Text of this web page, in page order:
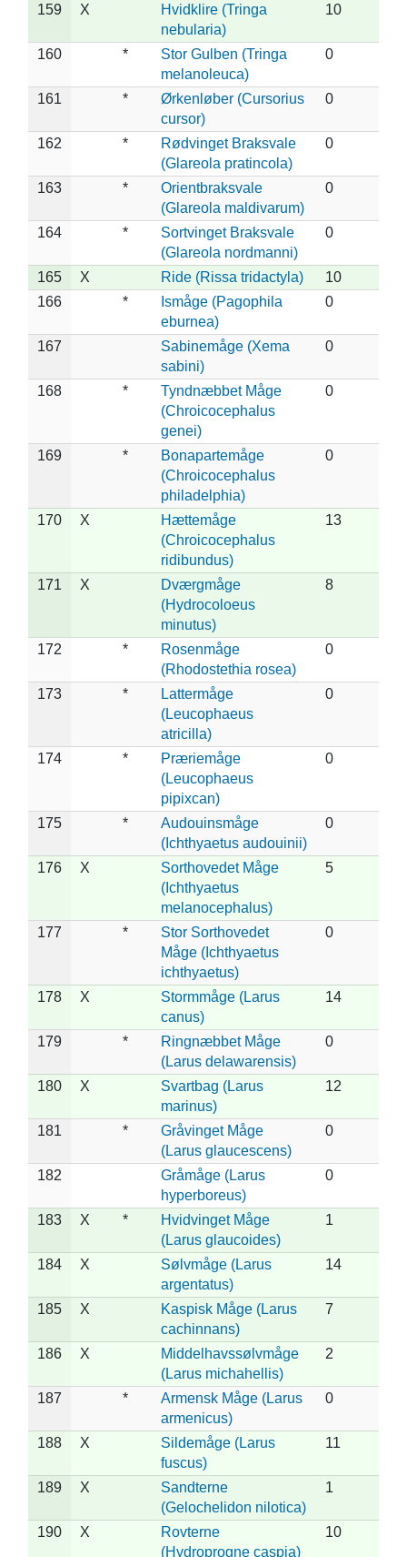
159 X
Hvidklire (Tringa
nebularia)
10
160 *
Stor Gulben (Tringa
melanoleuca)
0
161 *
Ørkenløber (Cursorius
cursor)
0
162 *
Rødvinget Braksvale
(Glareola pratincola)
0
163 *
Orientbraksvale
(Glareola maldivarum)
0
164 *
Sortvinget Braksvale
(Glareola nordmanni)
0
165 X Ride (Rissa tridactyla)
10
166
*
Ismåge (Pagophila
eburnea)
0
167
Sabinemåge (Xema
sabini)
0
168 *
Tyndnæbbet Måge
(Chroicocephalus
genei)
0
169 *
Bonapartemåge
(Chroicocephalus
philadelphia)
0
170 X
Hættemåge
(Chroicocephalus
ridibundus)
13
171 X
Dværgmåge
(Hydrocoloeus
minutus)
8
172 *
Rosenmåge
(Rhodostethia rosea)
0
173 *
Lattermåge
(Leucophaeus
atricilla)
0
174 *
Præriemåge
(Leucophaeus
pipixcan)
0
175 *
Audouinsmåge
(Ichthyaetus audouinii)
0
176 X
Sorthovedet Måge
(Ichthyaetus
melanocephalus)
5
177 *
Stor Sorthovedet
Måge (Ichthyaetus
ichthyaetus)
0
178 X
Stormmåge (Larus
canus)
14
179 *
Ringnæbbet Måge
(Larus delawarensis)
0
180 X
Svartbag (Larus
marinus)
12
181 *
Gråvinget Måge
(Larus glaucescens)
0
182
Gråmåge (Larus
hyperboreus)
0
183 X *
Hvidvinget Måge
(Larus glaucoides)
1
184 X
Sølvmåge (Larus
argentatus)
14
185 X
Kaspisk Måge (Larus
cachinnans)
7
186 X
Middelhavssølvmåge
(Larus michahellis)
2
187 *
Armensk Måge (Larus
armenicus)
0
188 X
Sildemåge (Larus
fuscus)
11
189 X
Sandterne
(Gelochelidon nilotica)
1
190 X
Rovterne
(Hydroprogne caspia)
10